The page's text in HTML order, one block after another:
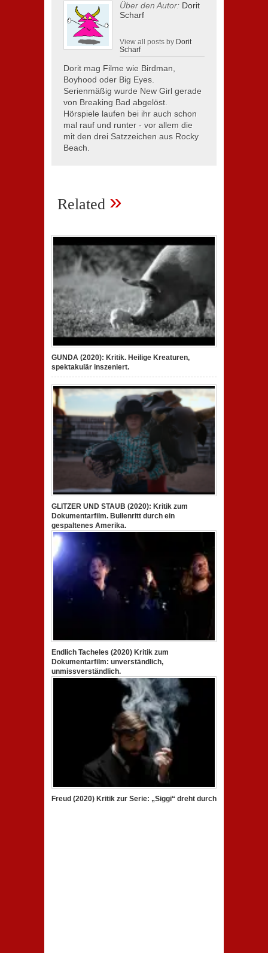
Über den Autor: Dorit
Scharf
View all posts by Dorit
Scharf
Dorit mag Filme wie Birdman,
Boyhood oder Big Eyes.
Serienmäßig wurde New Girl gerade
von Breaking Bad abgelöst.
Hörspiele laufen bei ihr auch schon
mal rauf und runter - vor allem die
mit den drei Satzzeichen aus Rocky
Beach.
Related »
GUNDA (2020): Kritik. Heilige Kreaturen,
spektakulär inszeniert.
GLITZER UND STAUB (2020): Kritik zum
Dokumentarfilm. Bullenritt durch ein
gespaltenes Amerika.
Endlich Tacheles (2020) Kritik zum
Dokumentarfilm: unverständlich,
unmissverständlich.
Freud (2020) Kritik zur Serie: „Siggi“ dreht durch